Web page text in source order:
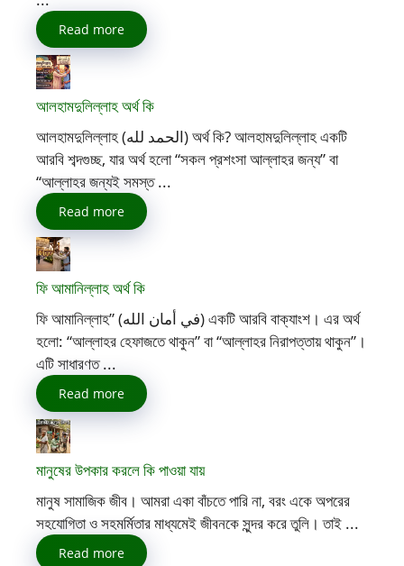
Read more
আলহামদুলিল্লাহ অর্থ কি
আলহামদুলিল্লাহ (الحمد لله) অর্থ কি? আলহামদুলিল্লাহ একটি
আরবি শব্দগুচ্ছ, যার অর্থ হলো “সকল প্রশংসা আল্লাহর জন্য” বা
“আল্লাহর জন্যই সমস্ত ...
Read more
ফি আমানিল্লাহ অর্থ কি
ফি আমানিল্লাহ” (في أمان الله) একটি আরবি বাক্যাংশ। এর অর্থ
হলো: “আল্লাহর হেফাজতে থাকুন” বা “আল্লাহর নিরাপত্তায় থাকুন”।
এটি সাধারণত ...
Read more
মানুষের উপকার করলে কি পাওয়া যায়
মানুষ সামাজিক জীব। আমরা একা বাঁচতে পারি না, বরং একে অপরের
সহযোগিতা ও সহমর্মিতার মাধ্যমেই জীবনকে সুন্দর করে তুলি। তাই ...
Read more